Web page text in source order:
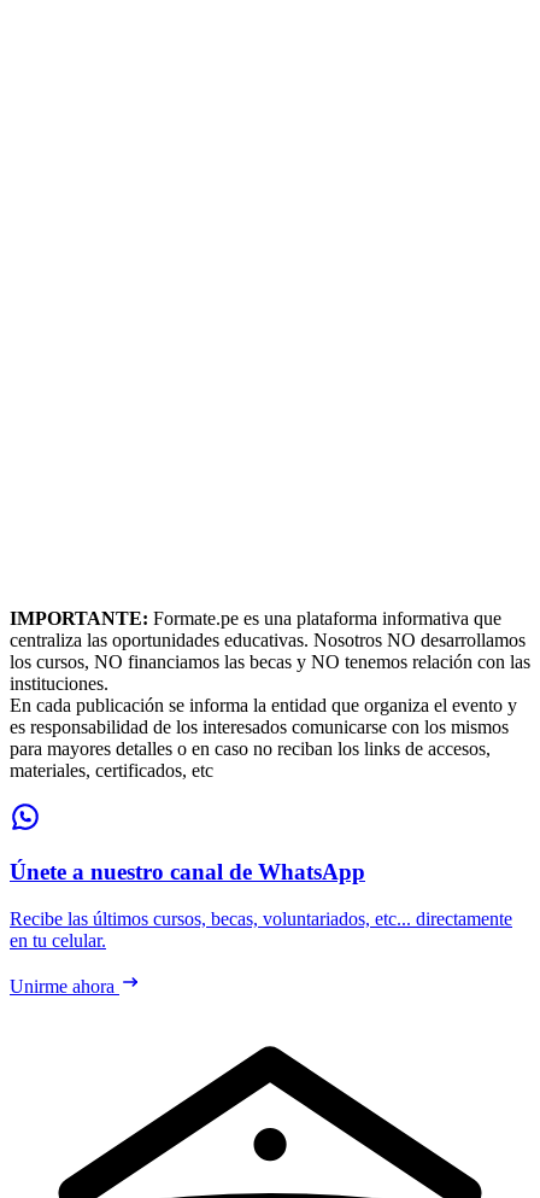
IMPORTANTE: Formate.pe es una plataforma informativa que
centraliza las oportunidades educativas. Nosotros NO desarrollamos
los cursos, NO financiamos las becas y NO tenemos relación con las
instituciones.
En cada publicación se informa la entidad que organiza el evento y
es responsabilidad de los interesados comunicarse con los mismos
para mayores detalles o en caso no reciban los links de accesos,
materiales, certificados, etc
Únete a nuestro canal de WhatsApp
Recibe las últimos cursos, becas, voluntariados, etc... directamente
en tu celular.
Unirme ahora